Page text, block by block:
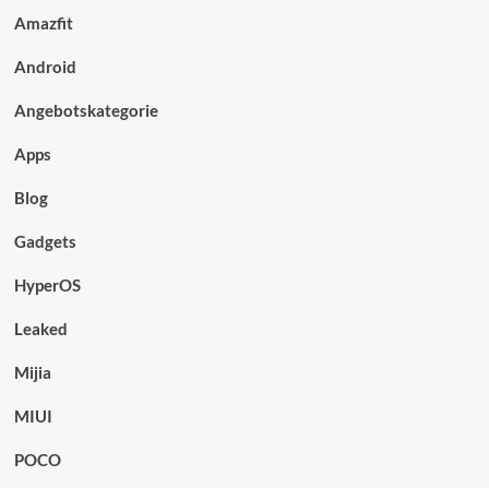
Amazfit
Android
Angebotskategorie
Apps
Blog
Gadgets
HyperOS
Leaked
Mijia
MIUI
POCO